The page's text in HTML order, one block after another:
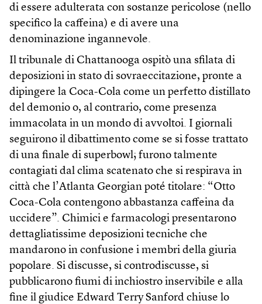
di essere adulterata con sostanze pericolose (nello
specifico la caffeina) e di avere una
denominazione ingannevole.
Il tribunale di Chattanooga ospitò una sfilata di
deposizioni in stato di sovraeccitazione, pronte a
dipingere la Coca-Cola come un perfetto distillato
del demonio o, al contrario, come presenza
immacolata in un mondo di avvoltoi. I giornali
seguirono il dibattimento come se si fosse trattato
di una finale di superbowl; furono talmente
contagiati dal clima scatenato che si respirava in
città che l’Atlanta Georgian poté titolare: “Otto
Coca-Cola contengono abbastanza caffeina da
uccidere”. Chimici e farmacologi presentarono
dettagliatissime deposizioni tecniche che
mandarono in confusione i membri della giuria
popolare. Si discusse, si controdiscusse, si
pubblicarono fiumi di inchiostro inservibile e alla
fine il giudice Edward Terry Sanford chiuse lo